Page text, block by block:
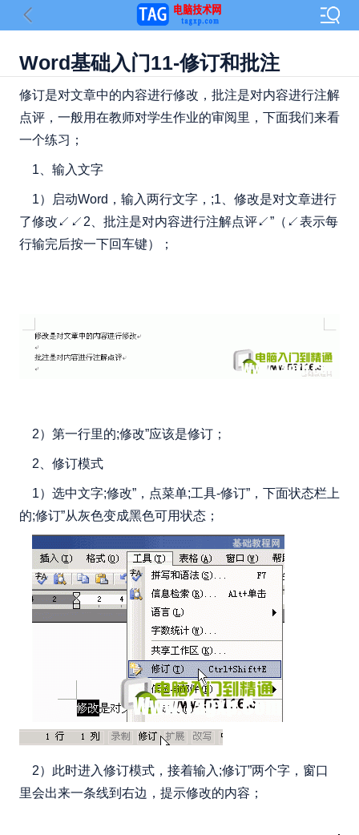
Word基础入门11-修订和批注
修订是对文章中的内容进行修改，批注是对内容进行注解
点评，一般用在教师对学生作业的审阅里，下面我们来看
一个练习；
1、输入文字
1）启动Word，输入两行文字，;1、修改是对文章进行
了修改↙↙2、批注是对内容进行注解点评↙”（↙表示每
行输完后按一下回车键）；
2）第一行里的;修改”应该是修订；
2、修订模式
1）选中文字;修改”，点菜单;工具-修订”，下面状态栏上
的;修订”从灰色变成黑色可用状态；
2）此时进入修订模式，接着输入;修订”两个字，窗口
里会出来一条线到右边，提示修改的内容；